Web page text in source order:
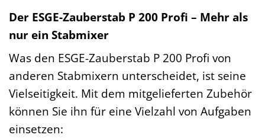
Der ESGE-Zauberstab P 200 Profi – Mehr als
nur ein Stabmixer
Was den ESGE-Zauberstab P 200 Profi von
anderen Stabmixern unterscheidet, ist seine
Vielseitigkeit. Mit dem mitgelieferten Zubehör
können Sie ihn für eine Vielzahl von Aufgaben
einsetzen: